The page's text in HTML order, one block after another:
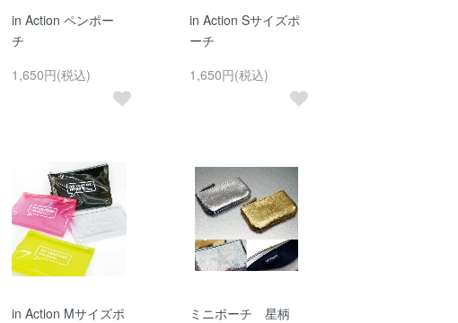
in Action ペンポー
チ
1,650円(税込)
in Action Sサイズポ
ーチ
1,650円(税込)
in Action Mサイズポ
ミニポーチ 星柄